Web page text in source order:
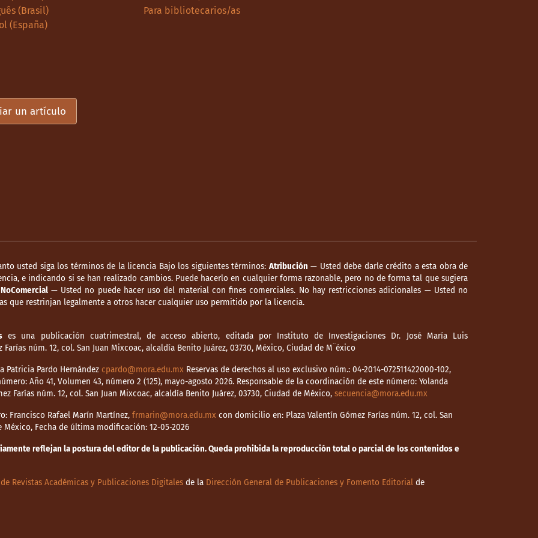
(Brasil)
(España)
Para bibliotecarios/as
un artículo
usted siga los términos de la licencia Bajo los siguientes términos: Atribución — Usted debe darle crédito a esta obra de
e indicando si se han realizado cambios. Puede hacerlo en cualquier forma razonable, pero no de forma tal que sugiera
NoComercial— Usted no puede hacer uso del material con fines comerciales. No hay restricciones adicionales — Usted no
que restrinjan legalmente a otros hacer cualquier uso permitido por la licencia.
es una publicación cuatrimestral, de acceso abierto, editada por Instituto de Investigaciones Dr. José María Luis
Farías núm. 12, col. San Juan Mixcoac, alcaldía Benito Juárez, 03730, México, Ciudad de M¨éxico
Patricia Pardo Hernández cpardo@mora.edu.mx Reservas de derechos al uso exclusivo núm.: 04-2014-072511422000-102,
Año 41, Volumen 43, número 2 (125), mayo-agosto 2026. Responsable de la coordinación de este número: Yolanda
Farías núm. 12, col. San Juan Mixcoac, alcaldía Benito Juárez, 03730, Ciudad de México, secuencia@mora.edu.mx
Francisco Rafael Marín Martínez, frmarin@mora.edu.mx con domicilio en: Plaza Valentín Gómez Farías núm. 12, col. San
México, Fecha de última modificación: 12-05-2026
reflejan la postura del editor de la publicación. Queda prohibida la reproducción total o parcial de los contenidos e
Revistas Académicas y Publicaciones Digitales de la Dirección General de Publicaciones y Fomento Editorial de